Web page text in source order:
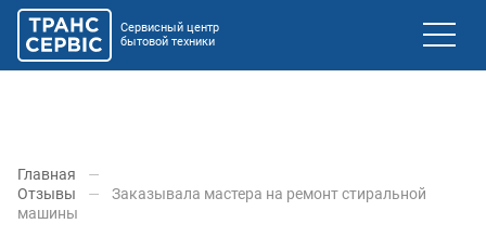
Сервисный центр
бытовой техники
Главная
Отзывы
Заказывала мастера на ремонт стиральной
машины